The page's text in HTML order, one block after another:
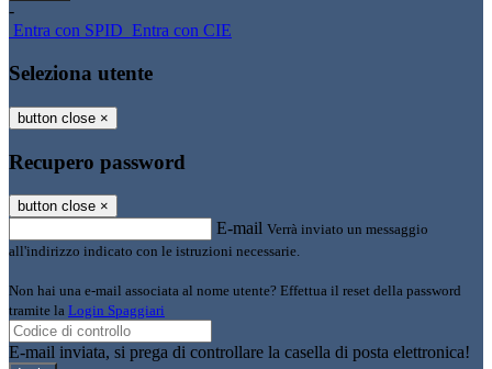
-
Entra con SPID Entra con CIE
Seleziona utente
button close ×
Recupero password
button close ×
E-mail Verrà inviato un messaggio
all'indirizzo indicato con le istruzioni necessarie.
Non hai una e-mail associata al nome utente? Effettua il reset della password
tramite la Login Spaggiari
E-mail inviata, si prega di controllare la casella di posta elettronica!